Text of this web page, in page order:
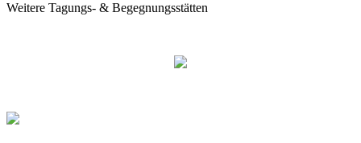
Weitere Tagungs- & Begegnungsstätten